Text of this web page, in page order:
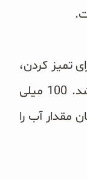
تمیز کردن،
بازسازی و احیاء روده مفید می باشد. 100 میلی
مقدار آب را